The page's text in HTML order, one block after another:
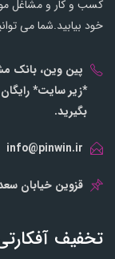
کسب و کار و مشاغل
خود بیابید.شما می
پین وین، بانک
*زیر سایت*
بگیرید.
info@pinwin.ir
قزوین خیابان
تخفیف